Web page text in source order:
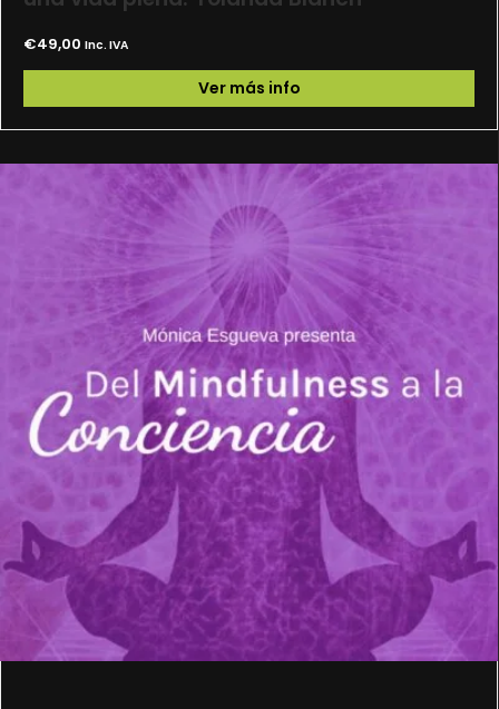
€49,00 Inc. IVA
Ver más info